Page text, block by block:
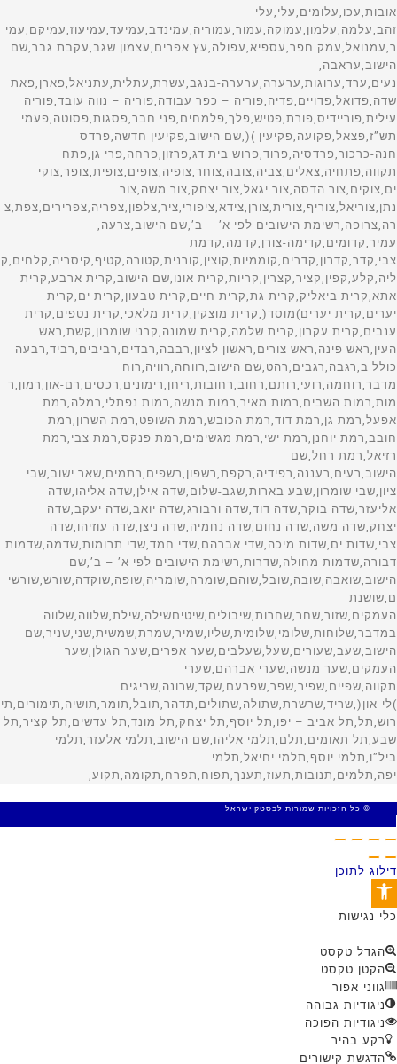
© כל הזכויות שמורות לבסטק ישראל
דילוג לתוכן
פתח סרגל נגישות
כלי נגישות
הגדל טקסט
הקטן טקסט
גווני אפור
ניגודיות גבוהה
ניגודיות הפוכה
רקע בהיר
הדגשת קישורים